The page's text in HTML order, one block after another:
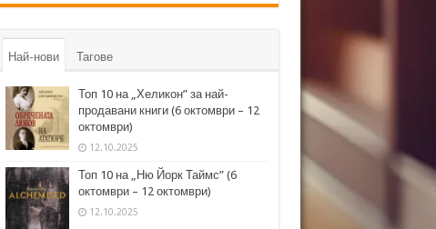
Най-нови Тагове
Топ 10 на „Хеликон” за най-
продавани книги (6 октомври – 12
октомври)
12.10.2025
Топ 10 на „Ню Йорк Таймс” (6
октомври – 12 октомври)
12.10.2025